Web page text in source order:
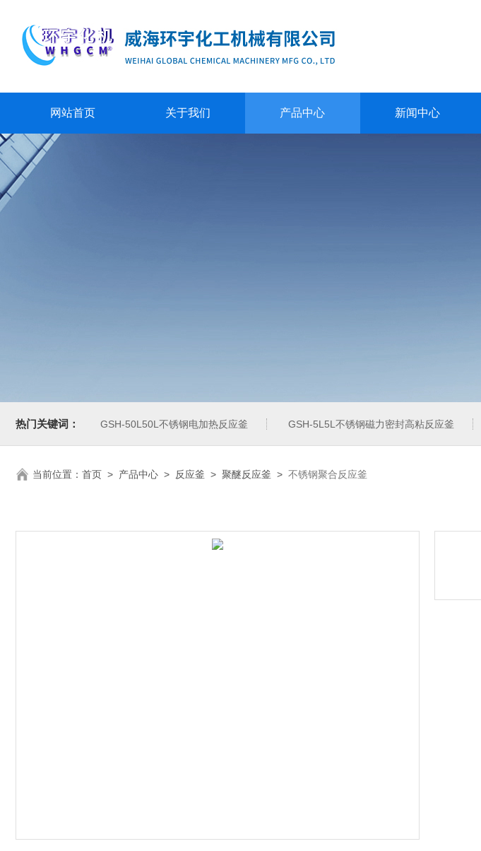
网站首页 关于我们 产品中心 新闻中心
热门关键词： GSH-50L50L不锈钢电加热反应釜 GSH-5L5L不锈钢磁力密封高粘反应釜
当前位置： 首页 > 产品中心 > 反应釜 > 聚醚反应釜 > 不锈钢聚合反应釜